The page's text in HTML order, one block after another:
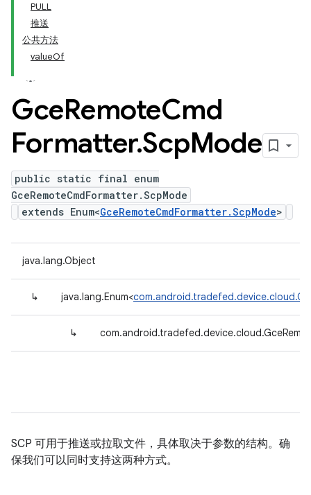
PULL
推送
公共方法
valueOf
GceRemoteCmd
Formatter.ScpMode
public static final enum
GceRemoteCmdFormatter.ScpMode
extends Enum<GceRemoteCmdFormatter.ScpMode>
java.lang.Object
↳ java.lang.Enum<
↳
SCP 可用于推送或拉取文件，具体取决于参数的结构。确
保我们可以同时支持这两种方式。